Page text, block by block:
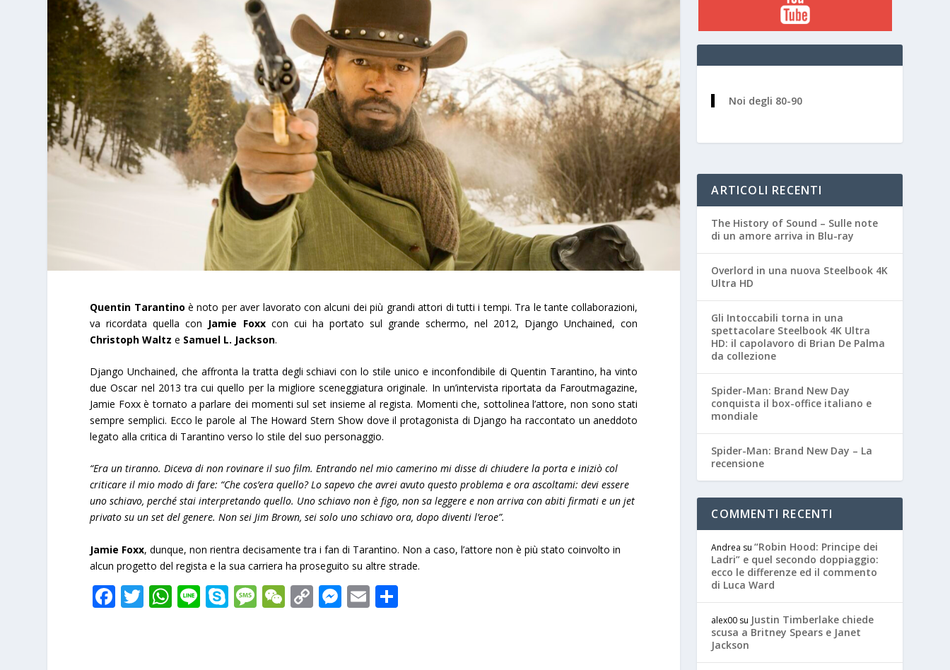
Quentin Tarantino è noto per aver lavorato con alcuni dei più grandi attori di tutti i tempi. Tra le tante collaborazioni,
va ricordata quella con Jamie Foxxcon cui ha portato sul grande schermo, nel 2012, Django Unchained, con
Christoph Waltz e Samuel L. Jackson.
Django Unchained, che affronta la tratta degli schiavi con lo stile unico e inconfondibile di Quentin Tarantino, ha vinto
due Oscar nel 2013 tra cui quello per la migliore sceneggiatura originale. In un’intervista riportata da Faroutmagazine,
Jamie Foxx è tornato a parlare dei momenti sul set insieme al regista. Momenti che, sottolinea l’attore, non sono stati
sempre semplici. Ecco le parole al The Howard Stern Show dove il protagonista di Django ha raccontato un aneddoto
legato alla critica di Tarantino verso lo stile del suo personaggio.
“Era un tiranno. Diceva di non rovinare il suo film. Entrando nel mio camerino mi disse di chiudere la porta e iniziò col
criticare il mio modo di fare: “Che cos’era quello? Lo sapevo che avrei avuto questo problema e ora ascoltami: devi essere
uno schiavo, perché stai interpretando quello. Uno schiavo non è figo, non sa leggere e non arriva con abiti firmati e un jet
privato su un set del genere. Non sei Jim Brown, sei solo uno schiavo ora, dopo diventi l’eroe”.
Jamie Foxx, dunque, non rientra decisamente tra i fan di Tarantino. Non a caso, l’attore non è più stato coinvolto in
alcun progetto del regista e la sua carriera ha proseguito su altre strade.
F T W Li S M W C M E
Noi degli 80-90
ARTICOLI RECENTI
The History of Sound – Sulle note
di un amore arriva in Blu-ray
Overlord in una nuova Steelbook 4K
Ultra HD
Gli Intoccabili torna in una
spettacolare Steelbook 4K Ultra
HD: il capolavoro di Brian De Palma
da collezione
Spider-Man: Brand New Day
conquista il box-office italiano e
mondiale
Spider-Man: Brand New Day – La
recensione
COMMENTI RECENTI
Andrea su“Robin Hood: Principe dei
Ladri” e quel secondo doppiaggio:
ecco le differenze ed il commento
di Luca Ward
alex00 su Justin Timberlake chiede
scusa a Britney Spears e Janet
Jackson